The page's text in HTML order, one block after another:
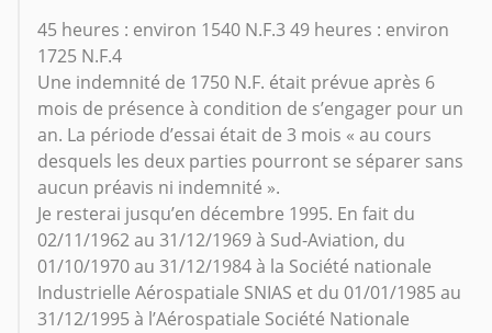
45 heures : environ 1540 N.F.3 49 heures : environ
1725 N.F.4
Une indemnité de 1750 N.F. était prévue après 6
mois de présence à condition de s’engager pour un
an. La période d’essai était de 3 mois « au cours
desquels les deux parties pourront se séparer sans
aucun préavis ni indemnité ».
Je resterai jusqu’en décembre 1995. En fait du
02/11/1962 au 31/12/1969 à Sud-Aviation, du
01/10/1970 au 31/12/1984 à la Société nationale
Industrielle Aérospatiale SNIAS et du 01/01/1985 au
31/12/1995 à l’Aérospatiale Société Nationale